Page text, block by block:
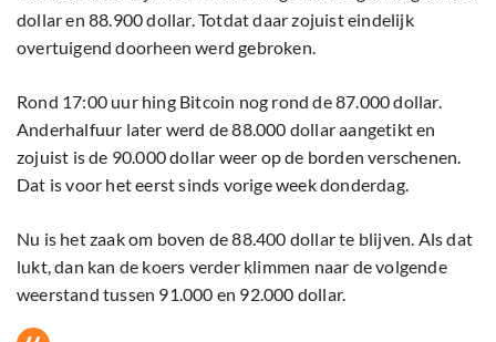
dollar en 88.900 dollar. Totdat daar zojuist eindelijk
overtuigend doorheen werd gebroken.
Rond 17:00 uur hing Bitcoin nog rond de 87.000 dollar.
Anderhalfuur later werd de 88.000 dollar aangetikt en
zojuist is de 90.000 dollar weer op de borden verschenen.
Dat is voor het eerst sinds vorige week donderdag.
Nu is het zaak om boven de 88.400 dollar te blijven. Als dat
lukt, dan kan de koers verder klimmen naar de volgende
weerstand tussen 91.000 en 92.000 dollar.